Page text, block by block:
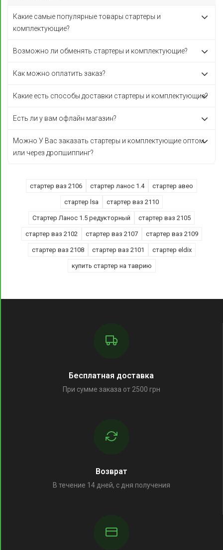
Какие самые популярные товары стартеры и
комплектующие?
Возможно ли обменять стартеры и комплектующие?
Как можно оплатить заказ?
Какие есть способы доставки стартеры и комплектующие?
Есть ли у вам офлайн магазин?
Можно У Вас заказать стартеры и комплектующие оптом
или через дропшиппинг?
стартер ваз 2106 стартер ланос 1.4 стартер авео
стартер lsa стартер ваз 2110
Стартер Ланос 1.5 редукторный стартер ваз 2105
стартер ваз 2102 стартер ваз 2107 стартер ваз 2109
стартер ваз 2108 стартер ваз 2101 стартер eldix
купить стартер на таврию
Бесплатная доставка
При сумме заказа от 2500 грн
Возврат
В течение 14 дней, с дня получения